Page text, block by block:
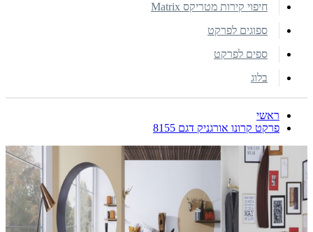
חיפוי קירות מטריקס Matrix
ספוגים לפרקט
ספים לפרקט
בלוג
ראשי
פרקט קרונו אורגניק דגם 8155